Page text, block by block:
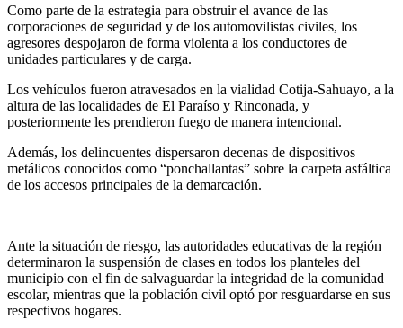
Como parte de la estrategia para obstruir el avance de las
corporaciones de seguridad y de los automovilistas civiles, los
agresores despojaron de forma violenta a los conductores de
unidades particulares y de carga.
Los vehículos fueron atravesados en la vialidad Cotija-Sahuayo, a la
altura de las localidades de El Paraíso y Rinconada, y
posteriormente les prendieron fuego de manera intencional.
Además, los delincuentes dispersaron decenas de dispositivos
metálicos conocidos como “ponchallantas” sobre la carpeta asfáltica
de los accesos principales de la demarcación.
Ante la situación de riesgo, las autoridades educativas de la región
determinaron la suspensión de clases en todos los planteles del
municipio con el fin de salvaguardar la integridad de la comunidad
escolar, mientras que la población civil optó por resguardarse en sus
respectivos hogares.